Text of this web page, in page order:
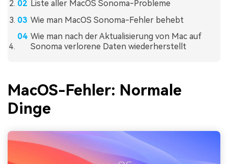
Liste aller MacOS Sonoma-Probleme
Wie man MacOS Sonoma-Fehler behebt
Wie man nach der Aktualisierung von Mac auf
Sonoma verlorene Daten wiederherstellt
MacOS-Fehler: Normale
Dinge